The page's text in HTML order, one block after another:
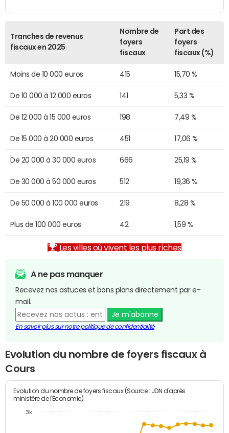
Tranches de revenus
fiscaux en 2025
Nombre de
foyers
fiscaux
Part des
foyers
fiscaux (%)
Moins de 10 000 euros 415 15,70 %
De 10 000 à 12 000 euros 141 5,33 %
De 12 000 à 15 000 euros 198 7,49 %
De 15 000 à 20 000 euros 451 17,06 %
De 20 000 à 30 000 euros 666 25,19 %
De 30 000 à 50 000 euros 512 19,36 %
De 50 000 à 100 000 euros 219 8,28 %
Plus de 100 000 euros 42 1,59 %
Les villes où vivent les plus riches
A ne pas manquer
Recevez nos astuces et bons plans directement par e-
mail.
Je m'abonne
En savoir plus sur notre politique de confidentialité
Evolution du nombre de foyers fiscaux à
Cours
Evolution du nombre de foyers fiscaux (Source : JDN d'après
ministère de l'Economie)
3k